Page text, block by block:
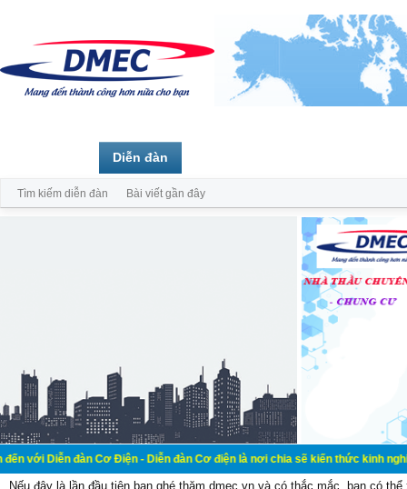
đàn Cơ Điện - Diễn đàn Cơ điện là nơi chia sẽ kiến thức kinh nghiệm
Nếu đây là lần đầu tiên bạn ghé thăm dmec.vn và có thắc mắc, bạn có
Diễn đàn
Tìm kiếm diễn đàn Bài viết gần đây